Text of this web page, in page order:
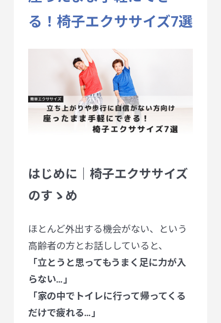
る！椅子エクササイズ7選
はじめに｜椅子エクササイズ
のすゝめ
ほとんど外出する機会がない、という
高齢者の方とお話ししていると、
「立とうと思ってもうまく足に力が入
らない…」
「家の中でトイレに行って帰ってくる
だけで疲れる…」